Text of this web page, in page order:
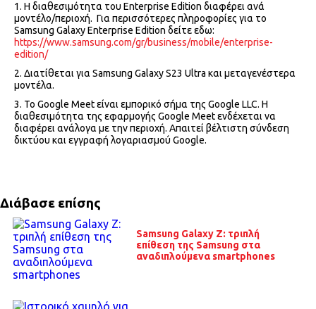
1. Η διαθεσιμότητα του Enterprise Edition διαφέρει ανά
μοντέλο/περιοχή. Για περισσότερες πληροφορίες για το
Samsung Galaxy Enterprise Edition δείτε εδω:
https://www.samsung.com/gr/business/mobile/enterprise-
edition/
2. Διατίθεται για Samsung Galaxy S23 Ultra και μεταγενέστερα
μοντέλα.
3. Το Google Meet είναι εμπορικό σήμα της Google LLC. Η
διαθεσιμότητα της εφαρμογής Google Meet ενδέχεται να
διαφέρει ανάλογα με την περιοχή. Απαιτεί βέλτιστη σύνδεση
δικτύου και εγγραφή λογαριασμού Google.
Διάβασε επίσης
Samsung Galaxy Z: τριπλή
επίθεση της Samsung στα
αναδιπλούμενα smartphones